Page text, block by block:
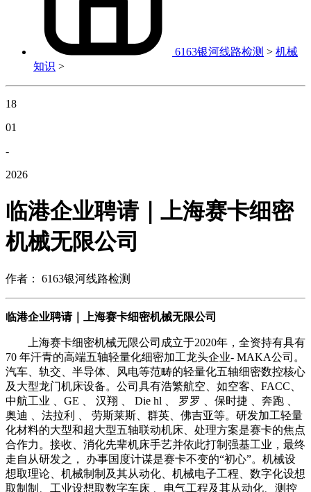
6163银河线路检测 > 机械
知识 >
18
01
-
2026
临港企业聘请｜上海赛卡细密
机械无限公司
作者： 6163银河线路检测
临港企业聘请｜上海赛卡细密机械无限公司
上海赛卡细密机械无限公司成立于2020年，全资持有具有
70 年汗青的高端五轴轻量化细密加工龙头企业- MAKA公司。
汽车、轨交、半导体、风电等范畴的轻量化五轴细密数控核心
及大型龙门机床设备。公司具有浩繁航空、如空客、FACC、
中航工业 、GE 、 汉翔 、 Die hl 、 罗罗 、保时捷 、奔跑 、
奥迪 、法拉利 、 劳斯莱斯、群英、佛吉亚等。研发加工轻量
化材料的大型和超大型五轴联动机床、处理方案是赛卡的焦点
合作力。接收、消化先辈机床手艺并依此打制强基工业，最终
走自从研发之， 办事国度计谋是赛卡不变的“初心”。机械设
想取理论、机械制制及其从动化、机械电子工程、数字化设想
取制制、工业设想取数字车床 、电气工程及其从动化、测控